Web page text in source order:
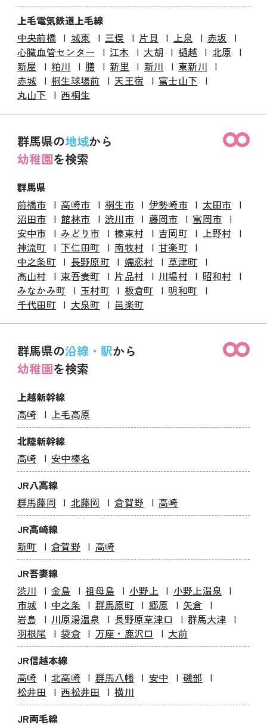
上毛電気鉄道上毛線
中央前橋
城東 三俣 片貝 上泉
赤坂
心臓血管センター
江木 大胡 樋越
北原
新屋
粕川 膳 新里 新川
東新川
赤城
桐生球場前 天王宿
富士山下
丸山下
西桐生
群馬県の地域から
幼稚園を検索
群馬県
前橋市
高崎市 桐生市 伊勢崎市
太田市
沼田市
館林市 渋川市 藤岡市
富岡市
安中市
みどり市 榛東村 吉岡町
上野村
神流町
下仁田町 南牧村
甘楽町
中之条町
長野原町 嬬恋村
草津町
高山村
東吾妻町 片品村 川場村
昭和村
みなかみ町
玉村町 板倉町
明和町
千代田町
大泉町 邑楽町
群馬県の沿線・駅から
幼稚園を検索
上越新幹線
高崎
上毛高原
北陸新幹線
高崎
安中榛名
JR八高線
群馬藤岡
北藤岡 倉賀野
高崎
JR高崎線
新町
倉賀野
高崎
JR吾妻線
渋川
金島 祖母島 小野上
小野上温泉
市城
中之条 群馬原町 郷原
矢倉
岩島
川原湯温泉 長野原草津口
群馬大津
羽根尾
袋倉 万座・鹿沢口
大前
JR信越本線
高崎
北高崎 群馬八幡 安中
磯部
松井田
西松井田
横川
JR両毛線